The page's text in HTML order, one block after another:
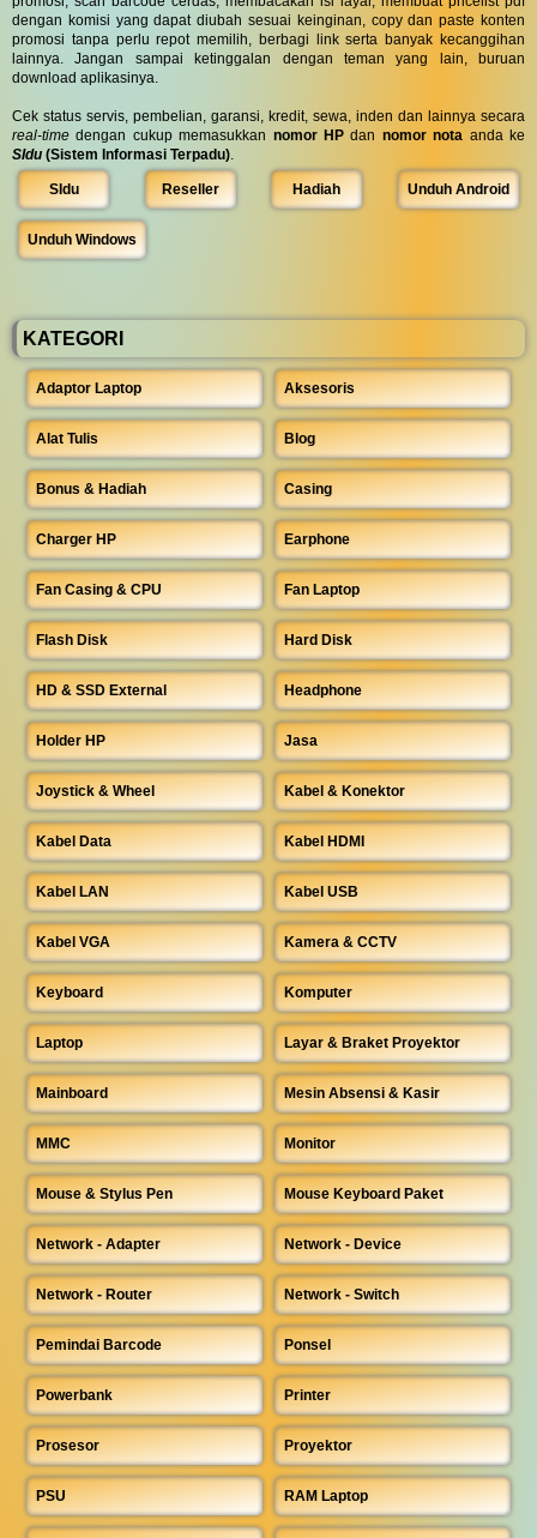
dengan komisi yang dapat diubah sesuai keinginan, copy dan paste konten
promosi tanpa perlu repot memilih, berbagi link serta banyak kecanggihan
lainnya. Jangan sampai ketinggalan dengan teman yang lain, buruan
download aplikasinya.
Cek status servis, pembelian, garansi, kredit, sewa, inden dan lainnya secara
real-time dengan cukup memasukkan nomor HP dan nomor nota anda ke
SIdu (Sistem Informasi Terpadu)
SIdu Reseller Hadiah Unduh Android
Unduh Windows
KATEGORI
Adaptor Laptop Aksesoris
Alat Tulis Blog
Bonus & Hadiah Casing
Charger HP Earphone
Fan Casing & CPU Fan Laptop
Flash Disk Hard Disk
HD & SSD External Headphone
Holder HP Jasa
Joystick & Wheel Kabel & Konektor
Kabel Data Kabel HDMI
Kabel LAN Kabel USB
Kabel VGA Kamera & CCTV
Keyboard Komputer
Laptop Layar & Braket Proyektor
Mainboard Mesin Absensi & Kasir
MMC Monitor
Mouse & Stylus Pen Mouse Keyboard Paket
Network - Adapter Network - Device
Network - Router Network - Switch
Pemindai Barcode Ponsel
Powerbank Printer
Prosesor Proyektor
PSU RAM Laptop